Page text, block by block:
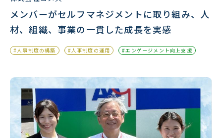
メンバーがセルフマネジメントに取り組み、人
材、組織、事業の一貫した成長を実感
#人事制度の構築 #人事制度の運用 #エンゲージメント向上支援